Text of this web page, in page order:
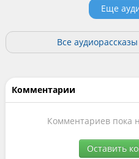
Еще
Все
Комментарии
Комментариев пока
Оставить